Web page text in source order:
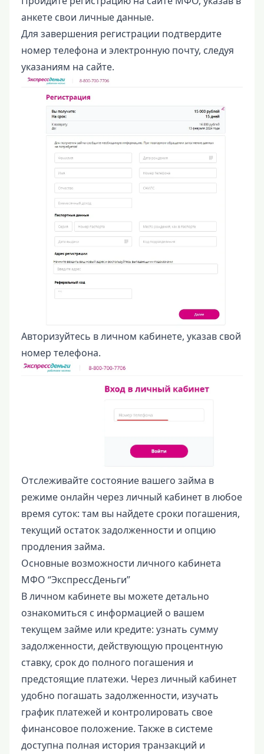
анкете свои личные данные.
Для завершения регистрации подтвердите
номер телефона и электронную почту, следуя
указаниям на сайте.
Авторизуйтесь в личном кабинете, указав свой
номер телефона.
Отслеживайте состояние вашего займа в
режиме онлайн через личный кабинет в любое
время суток: там вы найдете сроки погашения,
текущий остаток задолженности и опцию
продления займа.
Основные возможности личного кабинета
МФО “ЭкспрессДеньги”
В личном кабинете вы можете детально
ознакомиться с информацией о вашем
текущем займе или кредите: узнать сумму
задолженности, действующую процентную
ставку, срок до полного погашения и
предстоящие платежи. Через личный кабинет
удобно погашать задолженности, изучать
график платежей и контролировать свое
финансовое положение. Также в системе
доступна полная история транзакций и